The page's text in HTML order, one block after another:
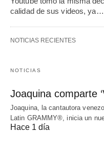
calidad de sus videos, ya…
NOTICIAS RECIENTES
NOTICIAS
Joaquina comparte
Joaquina, la cantautora
Latin GRAMMY®, inicia un
Hace 1 día